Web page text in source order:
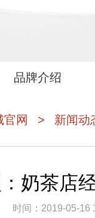
品牌介绍
官网 > 新闻动
奶茶店
时间： 2019-05-16